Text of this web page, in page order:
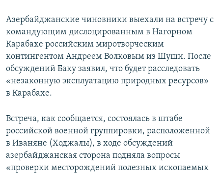
Азербайджанские чиновники выехали на встречу с
командующим дислоцированным в Нагорном
Карабахе российским миротворческим
контингентом Андреем Волковым из Шуши. После
обсуждений Баку заявил, что будет расследовать
«незаконную эксплуатацию природных ресурсов»
в Карабахе.
Встреча, как сообщается, состоялась в штабе
российской военной группировки, расположенной
в Иваняне (Ходжалы), в ходе обсуждений
азербайджанская сторона подняла вопросы
«проверки месторождений полезных ископаемых